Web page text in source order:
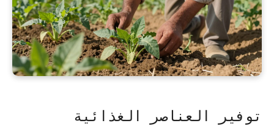
توفير العناصر الغذائية